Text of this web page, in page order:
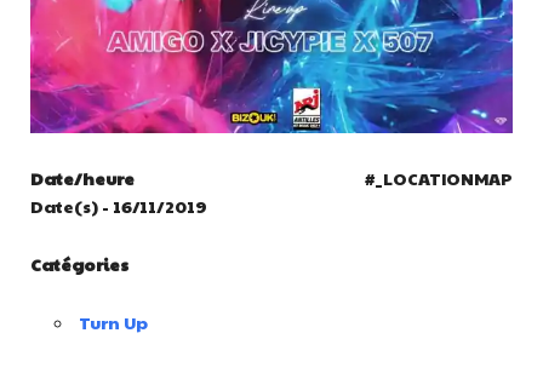
#_LOCATIONMAP
Date/heure
Date(s) - 16/11/2019
Catégories
Turn Up